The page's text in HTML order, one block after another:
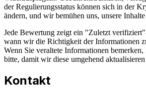
der Regulierungsstatus können sich in der
ändern, und wir bemühen uns, unsere
Jede Bewertung zeigt ein "Zuletzt
wann wir die Richtigkeit der Informationen
Wenn Sie veraltete Informationen
bitte, damit wir diese umgehend
Kontakt